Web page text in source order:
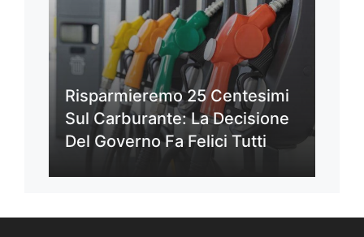
Risparmieremo 25 Centesimi
Sul Carburante: La Decisione
Del Governo Fa Felici Tutti